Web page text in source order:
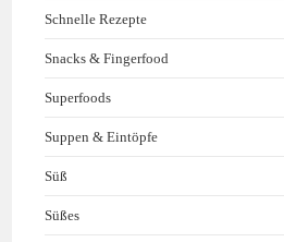
Schnelle Rezepte
Snacks & Fingerfood
Superfoods
Suppen & Eintöpfe
Süß
Süßes